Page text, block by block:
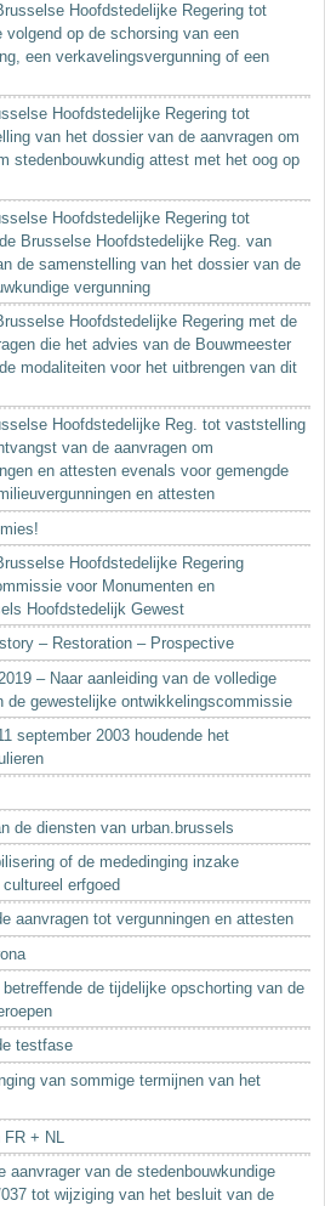
Hoofdstedelijke Regering tot
op de schorsing van een
een verkavelingsvergunning of een
Hoofdstedelijke Regering tot
van het dossier van de aanvragen om
stedenbouwkundig attest met het oog op
Hoofdstedelijke Regering tot
Brusselse Hoofdstedelijke Reg. van
de samenstelling van het dossier van de
vergunning
Hoofdstedelijke Regering met de
die het advies van de Bouwmeester
modaliteiten voor het uitbrengen van dit
Hoofdstedelijke Reg. tot vaststelling
van de aanvragen om
en attesten evenals voor gemengde
en attesten
Hoofdstedelijke Regering
voor Monumenten en
Hoofdstedelijk Gewest
– Restoration – Prospective
– Naar aanleiding van de volledige
de gewestelijke ontwikkelingscommissie
september 2003 houdende het
de diensten van urban.brussels
of de mededinging inzake
erfgoed
aanvragen tot vergunningen en attesten
de tijdelijke opschorting van de
testfase
van sommige termijnen van het
+ NL
aanvrager van de stedenbouwkundige
tot wijziging van het besluit van de